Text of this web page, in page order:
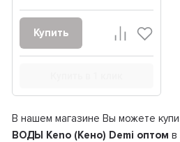
Купить
В нашем магазине Вы можете
ВОДЫ Keno (Кено) Demi оптом в